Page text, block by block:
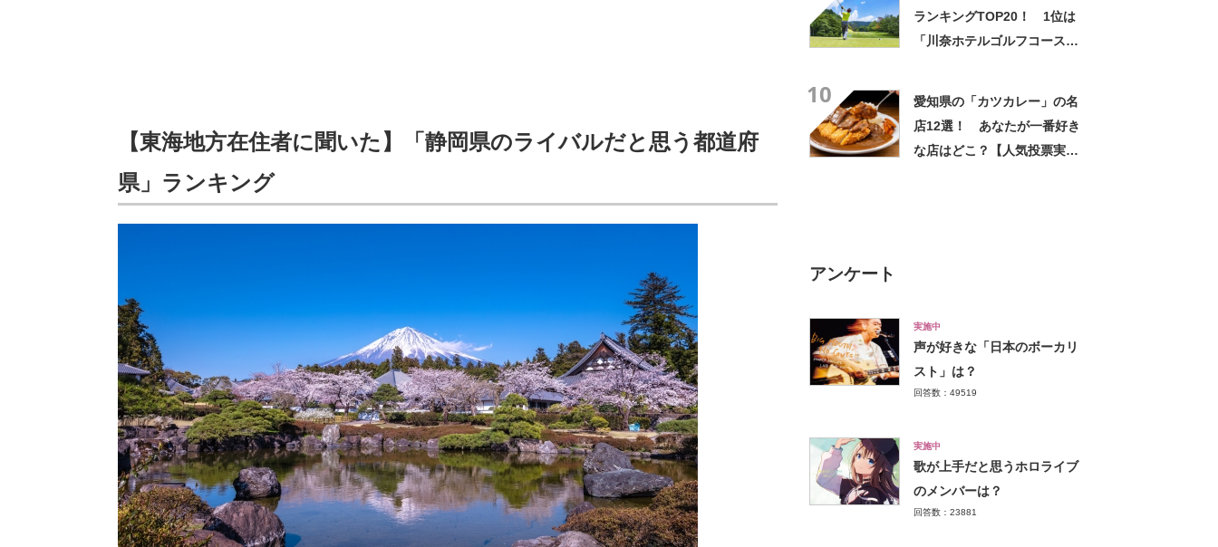
【東海地方在住者に聞いた】「静岡県のライバルだと思う都道府
県」ランキング
ランキングTOP20！ 1位は
「川奈ホテルゴルフコース」
10
愛知県の「カツカレー」の名
店12選！ あなたが一番好き
な店はどこ？【人気投票実施
アンケート
実施中
声が好きな「日本のボーカリ
スト」は？
回答数：49519
実施中
歌が上手だと思うホロライブ
のメンバーは？
回答数：23881